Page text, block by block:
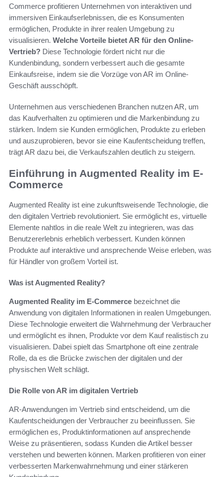
Commerce profitieren Unternehmen von interaktiven und
immersiven Einkaufserlebnissen, die es Konsumenten
ermöglichen, Produkte in ihrer realen Umgebung zu
visualisieren. Welche Vorteile bietet AR für den Online-
Vertrieb? Diese Technologie fördert nicht nur die
Kundenbindung, sondern verbessert auch die gesamte
Einkaufsreise, indem sie die Vorzüge von AR im Online-
Geschäft ausschöpft.
Unternehmen aus verschiedenen Branchen nutzen AR, um
das Kaufverhalten zu optimieren und die Markenbindung zu
stärken. Indem sie Kunden ermöglichen, Produkte zu erleben
und auszuprobieren, bevor sie eine Kaufentscheidung treffen,
trägt AR dazu bei, die Verkaufszahlen deutlich zu steigern.
Einführung in Augmented Reality im E-
Commerce
Augmented Reality ist eine zukunftsweisende Technologie, die
den digitalen Vertrieb revolutioniert. Sie ermöglicht es, virtuelle
Elemente nahtlos in die reale Welt zu integrieren, was das
Benutzererlebnis erheblich verbessert. Kunden können
Produkte auf interaktive und ansprechende Weise erleben, was
für Händler von großem Vorteil ist.
Was ist Augmented Reality?
Augmented Reality im E-Commerce bezeichnet die
Anwendung von digitalen Informationen in realen Umgebungen.
Diese Technologie erweitert die Wahrnehmung der Verbraucher
und ermöglicht es ihnen, Produkte vor dem Kauf realistisch zu
visualisieren. Dabei spielt das Smartphone oft eine zentrale
Rolle, da es die Brücke zwischen der digitalen und der
physischen Welt schlägt.
Die Rolle von AR im digitalen Vertrieb
AR-Anwendungen im Vertrieb sind entscheidend, um die
Kaufentscheidungen der Verbraucher zu beeinflussen. Sie
ermöglichen es, Produktinformationen auf ansprechende
Weise zu präsentieren, sodass Kunden die Artikel besser
verstehen und bewerten können. Marken profitieren von einer
verbesserten Markenwahrnehmung und einer stärkeren